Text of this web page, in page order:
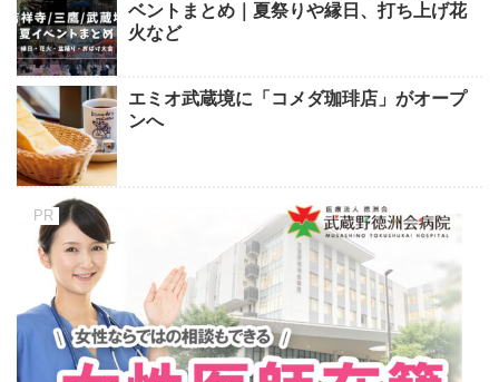
ベントまとめ｜夏祭りや縁日、打ち上げ花
火など
エミオ武蔵境に「コメダ珈琲店」がオープ
ンへ